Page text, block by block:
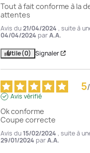
Tout à fait conforme à la
attentes
Avis du21/04/2024 , suite à
04/04/2024 parA.A.
Utile(0) Signaler
5/
Avis vérifié
Ok conforme
Coupe correcte
Avis du15/02/2024 , suite à
29/01/2024 parA.A.